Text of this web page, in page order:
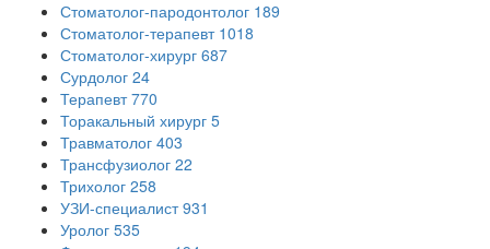
Стоматолог-пародонтолог 189
Стоматолог-терапевт 1018
Стоматолог-хирург 687
Сурдолог 24
Терапевт 770
Торакальный хирург 5
Травматолог 403
Трансфузиолог 22
Трихолог 258
УЗИ-специалист 931
Уролог 535